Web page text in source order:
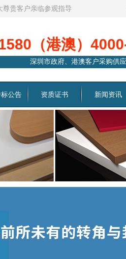
贵客户亲临参观指导
（港澳）
深圳市政府、港澳客户采购供
公告 资质证书 新闻资讯